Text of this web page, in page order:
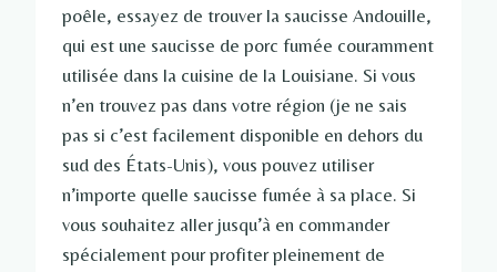
poêle, essayez de trouver la saucisse Andouille,
qui est une saucisse de porc fumée couramment
utilisée dans la cuisine de la Louisiane. Si vous
n’en trouvez pas dans votre région (je ne sais
pas si c’est facilement disponible en dehors du
sud des États-Unis), vous pouvez utiliser
n’importe quelle saucisse fumée à sa place. Si
vous souhaitez aller jusqu’à en commander
spécialement pour profiter pleinement de